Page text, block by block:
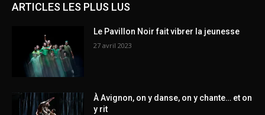
ARTICLES LES PLUS LUS
Le Pavillon Noir fait vibrer la jeunesse
27 avril 2023
À Avignon, on y danse, on y chante… et on
y rit